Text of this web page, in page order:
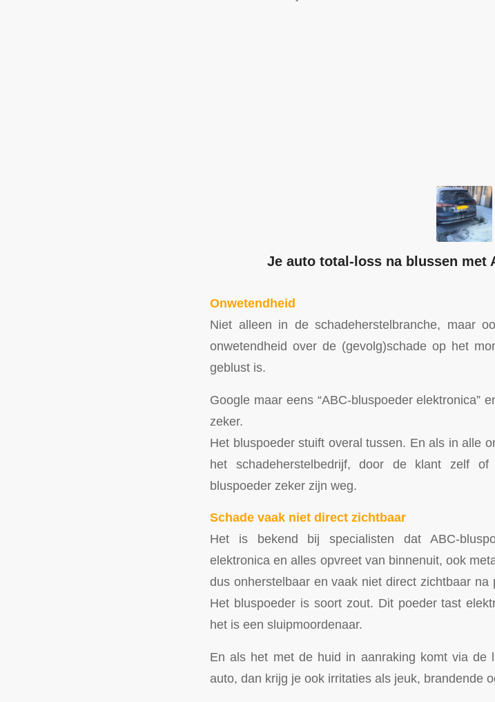
Je auto total-loss na blussen met
Onwetendheid
Niet alleen in de schadeherstelbranche, maar
onwetendheid over de (gevolg)schade op het
geblust is.
Google maar eens “ABC-bluspoeder elektronica”
zeker.
Het bluspoeder stuift overal tussen. En als in alle
het schadeherstelbedrijf, door de klant zelf
bluspoeder zeker zijn weg.
Schade vaak niet direct zichtbaar
Het is bekend bij specialisten dat ABC-
elektronica en alles opvreet van binnenuit, ook
dus onherstelbaar en vaak niet direct zichtbaar
Het bluspoeder is soort zout. Dit poeder tast
het is een sluipmoordenaar.
En als het met de huid in aanraking komt via
auto, dan krijg je ook irritaties als jeuk, brandende